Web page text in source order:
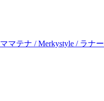
ママテナ / Merkystyle / ラナ